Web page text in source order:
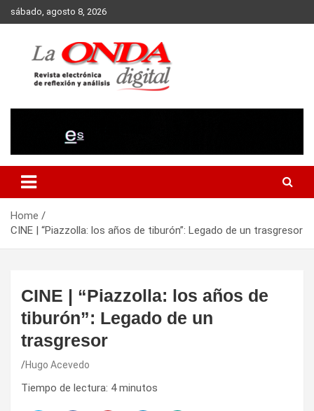
Skip
to
sábado, agosto 8, 2026
Home
CINE | “Piazzolla: los años de tiburón”: Legado de un trasgresor
CINE | “Piazzolla: los años de
tiburón”: Legado de un
trasgresor
Hugo Acevedo
Tiempo de lectura: 4 minutos